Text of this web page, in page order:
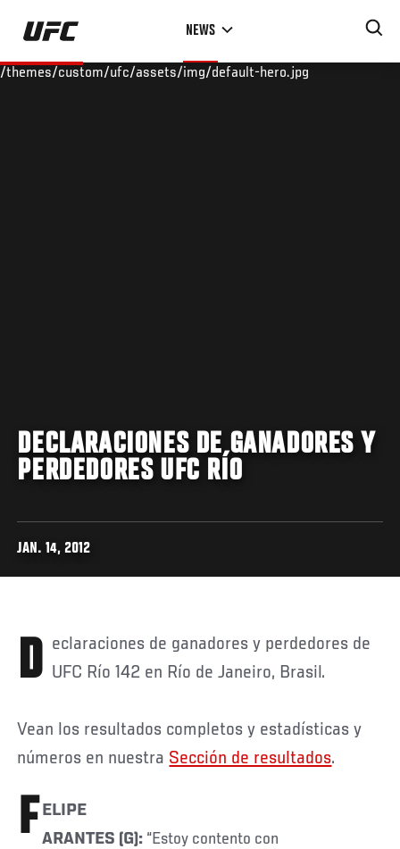
Skip
main
NEWS
/themes/custom/ufc/assets/img/default-hero.jpg
DECLARACIONES DE GANADORES Y
PERDEDORES UFC RÍO
JAN. 14, 2012
Declaraciones de ganadores y perdedores de UFC Río 142 en Río de Janeiro, Brasil.
Vean los resultados completos y estadísticas y
números en nuestra Sección de resultados.
F ELIPE
ARANTES (G): “Estoy contento con